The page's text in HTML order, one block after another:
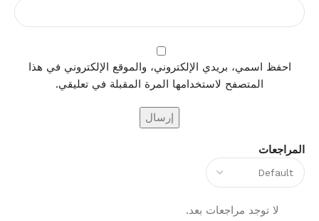
المراجعات
لا توجد مراجعات بعد.
احفظ اسمي، بريدي الإلكتروني، والموقع الإلكتروني في هذا
المتصفح لاستخدامها المرة المقبلة في تعليقي.